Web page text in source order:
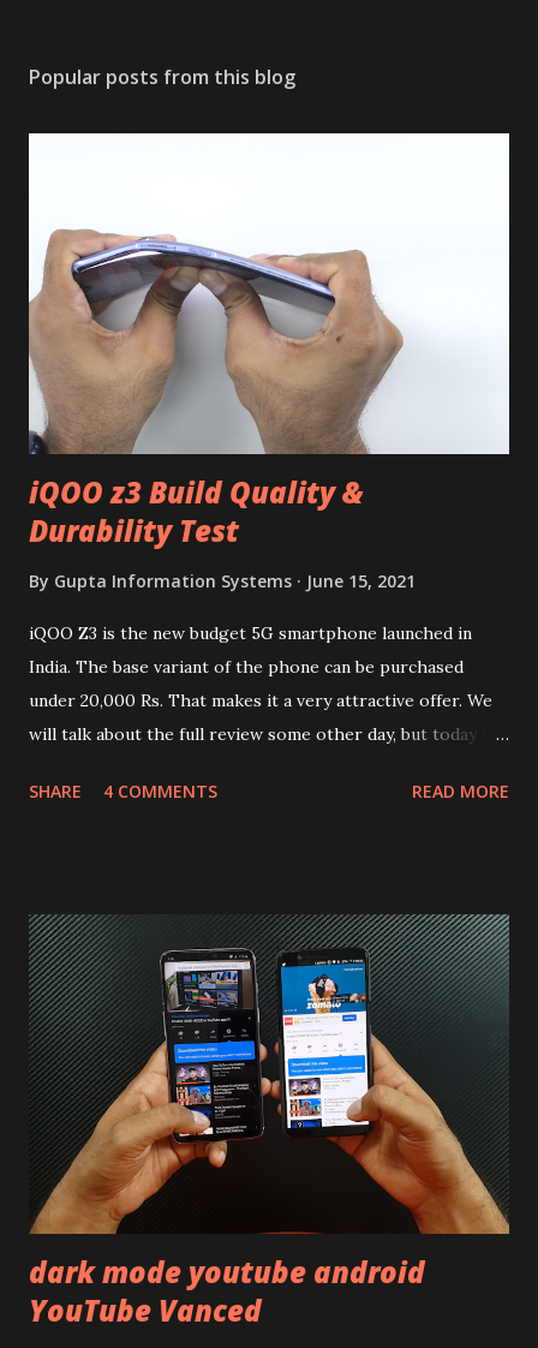
Popular posts from this blog
iQOO z3 Build Quality &
Durability Test
By Gupta Information Systems June 15, 2021
iQOO Z3 is the new budget 5G smartphone launched in
India. The base variant of the phone can be purchased
under 20,000 Rs. That makes it a very attractive offer. We
will talk about the full review some other day, but today we
skip reading and watch the dull durability test of iQOO Z3
quite surprising in 2021, as most of the brands are
following similar pattern to provide more specs. Do you
remember Redmi K20 ? It was priced effectively under
20,000 and has a solid glass and metal combination. Coming
back to iQOO Z3. Display:- The phone has 6.58 inches IPS
LCD panel. Speaking about the display protection used
company hasn't mentioned during product launch. We
looked on Corning database but couldn't find the Z3
mentioned anywhere. ...
SHARE 4 COMMENTS READ MORE
dark mode youtube android
YouTube Vanced